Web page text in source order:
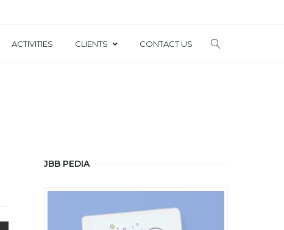
ACTIVITIES CLIENTS CONTACT US
JBB PEDIA